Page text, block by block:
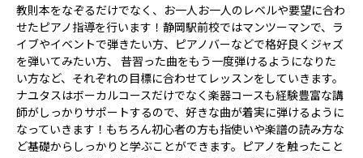
教則本をなぞるだけでなく、お一人お一人のレベルや要望に合わ
せたピアノ指導を行います！静岡駅前校ではマンツーマンで、ラ
イブやイベントで弾きたい方、ピアノバーなどで格好良くジャズ
を弾いてみたい方、 昔習った曲をもう一度弾けるようになりた
い方など、それぞれの目標に合わせてレッスンをしていきます。
ナユタスはボーカルコースだけでなく楽器コースも経験豊富な講
師がしっかりサポートするので、好きな曲が着実に弾けるように
なっていきます！もちろん初心者の方も指使いや楽譜の読み方な
ど基礎からしっかりと学ぶことができます。ピアノを触ったこと